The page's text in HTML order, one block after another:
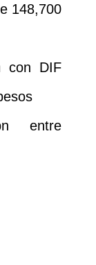
148,700
con DIF
entre